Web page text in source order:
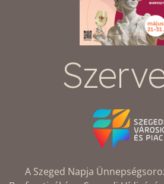
A Szeged Napja